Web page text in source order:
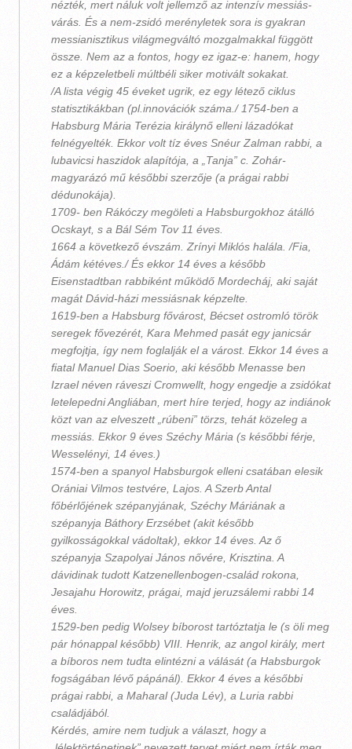
nézték, mert náluk volt jellemző az intenzív messiás-
várás. És a nem-zsidó merényletek sora is gyakran
messianisztikus világmegváltó mozgalmakkal függött
össze. Nem az a fontos, hogy ez igaz-e: hanem, hogy
ez a képzeletbeli múltbéli siker motivált sokakat.
/A lista végig 45 éveket ugrik, ez egy létező ciklus
statisztikákban (pl.innovációk száma./ 1754-ben a
Habsburg Mária Terézia királynő elleni lázadókat
felnégyelték. Ekkor volt tíz éves Snéur Zalman rabbi, a
lubavicsi haszidok alapítója, a „Tanja” c. Zohár-
magyarázó mű későbbi szerzője (a prágai rabbi
dédunokája).
1709- ben Rákóczy megöleti a Habsburgokhoz átálló
Ocskayt, s a Bál Sém Tov 11 éves.
1664 a következő évszám. Zrínyi Miklós halála. /Fia,
Ádám kétéves./ És ekkor 14 éves a később
Eisenstadtban rabbiként működő Mordecháj, aki saját
magát Dávid-házi messiásnak képzelte.
1619-ben a Habsburg fővárost, Bécset ostromló török
seregek fővezérét, Kara Mehmed pasát egy janicsár
megfojtja, így nem foglalják el a várost. Ekkor 14 éves a
fiatal Manuel Dias Soerio, aki később Menasse ben
Izrael néven ráveszi Cromwellt, hogy engedje a zsidókat
letelepedni Angliában, mert híre terjed, hogy az indiánok
közt van az elveszett „rúbeni” törzs, tehát közeleg a
messiás. Ekkor 9 éves Széchy Mária (s későbbi férje,
Wesselényi, 14 éves.)
1574-ben a spanyol Habsburgok elleni csatában elesik
Orániai Vilmos testvére, Lajos. A Szerb Antal
főbérlőjének szépanyjának, Széchy Máriának a
szépanyja Báthory Erzsébet (akit később
gyilkosságokkal vádoltak), ekkor 14 éves. Az ő
szépanyja Szapolyai János nővére, Krisztina. A
dávidinak tudott Katzenellenbogen-család rokona,
Jesajahu Horowitz, prágai, majd jeruzsálemi rabbi 14
éves.
1529-ben pedig Wolsey bíborost tartóztatja le (s öli meg
pár hónappal később) VIII. Henrik, az angol király, mert
a bíboros nem tudta elintézni a válását (a Habsburgok
fogságában lévő pápánál). Ekkor 4 éves a későbbi
prágai rabbi, a Maharal (Juda Lév), a Luria rabbi
családjából.
Kérdés, amire nem tudjuk a választ, hogy a